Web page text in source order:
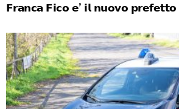
𝗙𝗿𝗮𝗻𝗰𝗮 𝗙𝗶𝗰𝗼 𝗲’ 𝗶𝗹 𝗻𝘂𝗼𝘃𝗼 𝗽𝗿𝗲𝗳𝗲𝘁𝘁𝗼